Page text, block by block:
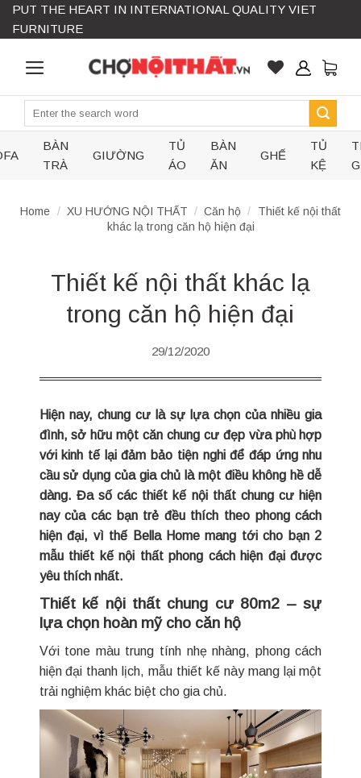
Skip
PUT THE HEART IN INTERNATIONAL QUALITY VIET
FURNITURE
Search
BÀN
TRÀ
GIƯỜNG
TỦ
ÁO
BÀN
ĂN
GHẾ
TỦ
KỆ
Home / XU HƯỚNG NỘI THẤT / Căn hộ /
Thiết kế nội thất
khác lạ trong căn hộ hiện đại
Thiết kế nội thất khác lạ
trong căn hộ hiện đại
29/12/2020
Hiện nay, chung cư là sự lựa chọn của nhiều gia
đình, sở hữu một căn chung cư đẹp vừa phù hợp
với kinh tế lại đảm bảo tiện nghi để đáp ứng nhu
cầu sử dụng của gia chủ là một điều không hề dễ
dàng. Đa số các thiết kế nội thất chung cư hiện
nay của các bạn trẻ đều thích theo phong cách
hiện đại, vì thế Bella Home mang tới cho bạn 2
mẫu thiết kế nội thất phong cách hiện đại được
yêu thích nhất.
Thiết kế nội thất chung cư 80m2 – sự
lựa chọn hoàn mỹ cho căn hộ
Với tone màu trung tính nhẹ nhàng, phong cách
hiện đại thanh lịch, mẫu thiết kế này mang lại một
trải nghiệm khác biệt cho gia chủ.